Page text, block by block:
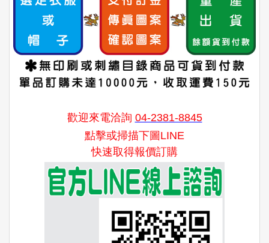
歡迎來電洽詢 04-2381-8845
點擊或掃描下圖LINE
快速取得報價訂購